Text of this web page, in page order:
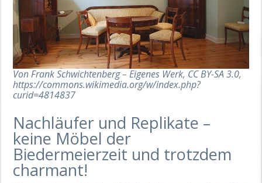
Von Frank Schwichtenberg – Eigenes Werk, CC BY-SA 3.0,
https://commons.wikimedia.org/w/index.php?
curid=4814837
Nachläufer und Replikate –
keine Möbel der
Biedermeierzeit und trotzdem
charmant!